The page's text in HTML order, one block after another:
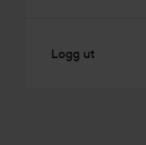
Logg ut